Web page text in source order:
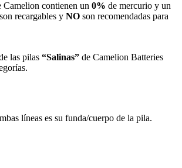
Camelion contienen un 0% de mercurio y un
son recargables y NO son recomendadas para
las pilas “Salinas” de Camelion Batteries
líneas es su funda/cuerpo de la pila.